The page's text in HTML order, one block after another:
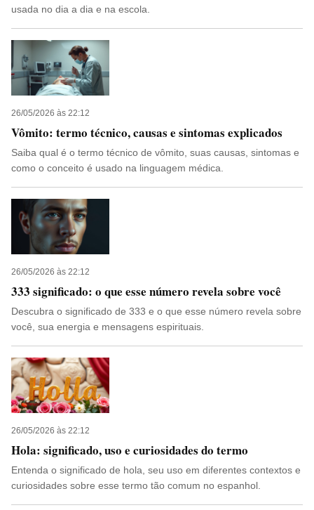
usada no dia a dia e na escola.
26/05/2026 às 22:12
Vômito: termo técnico, causas e sintomas explicados
Saiba qual é o termo técnico de vômito, suas causas, sintomas e
como o conceito é usado na linguagem médica.
26/05/2026 às 22:12
333 significado: o que esse número revela sobre você
Descubra o significado de 333 e o que esse número revela sobre
você, sua energia e mensagens espirituais.
26/05/2026 às 22:12
Hola: significado, uso e curiosidades do termo
Entenda o significado de hola, seu uso em diferentes contextos e
curiosidades sobre esse termo tão comum no espanhol.